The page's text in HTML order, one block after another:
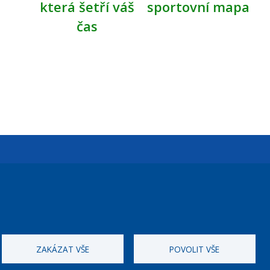
která šetří váš
čas
sportovní mapa
Úřední hodiny
ZAKÁZAT VŠE POVOLIT VŠE